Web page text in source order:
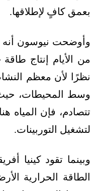
بعمق كافٍ لإطلاقها.
وأوضحت نيوسون
من الأيام إنتاج
نظرًا لأن معظم
وسط المحيطات، حيث
تتصادم، فإن المياه
لتشغيل التوربينات.
وبينما تقود كينيا
الطاقة الحرارية